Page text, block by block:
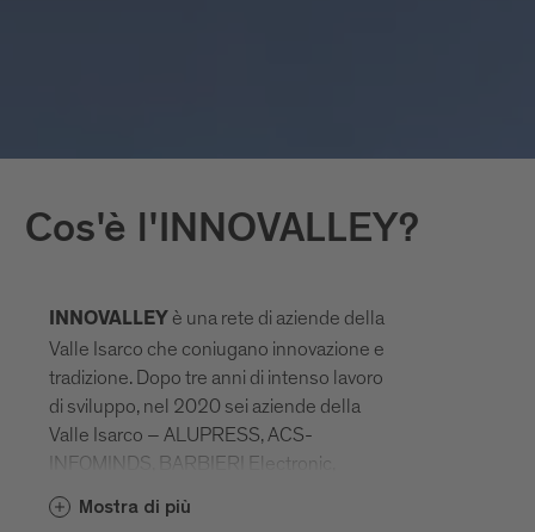
Cos'è l'INNOVALLEY?
INNOVALLEY è una rete di aziende della
Valle Isarco che coniugano innovazione e
tradizione. Dopo tre anni di intenso lavoro
di sviluppo, nel 2020 sei aziende della
Valle Isarco – ALUPRESS, ACS-
INFOMINDS, BARBIERI Electronic,
DUKA, MICROTEC e PROGRESS –
hanno fondato una propria rete con
Mostra di più